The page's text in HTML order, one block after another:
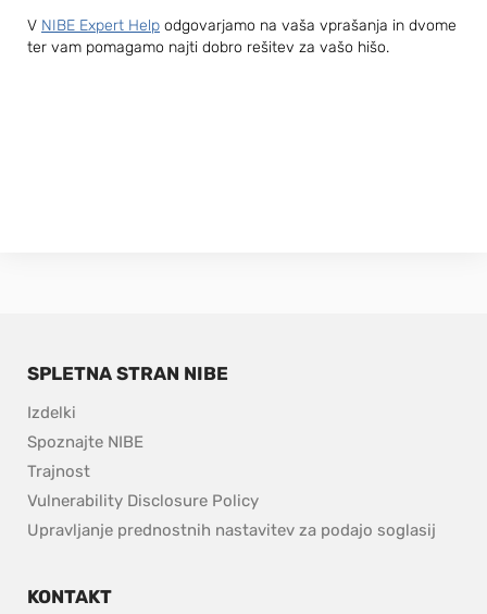
V NIBE Expert Help odgovarjamo na vaša vprašanja in dvome
ter vam pomagamo najti dobro rešitev za vašo hišo.
SPLETNA STRAN NIBE
Izdelki
Spoznajte NIBE
Trajnost
Vulnerability Disclosure Policypdf, 153.9 kB.
Upravljanje prednostnih nastavitev za podajo soglasij
KONTAKT